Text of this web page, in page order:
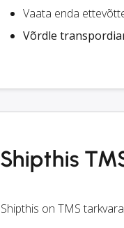
Vaata enda
Võrdle
Shipthis
Shipthis on TMS